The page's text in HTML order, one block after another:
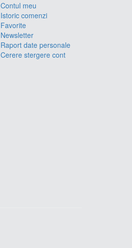
Contul meu
Istoric comenzi
Favorite
Newsletter
Raport date personale
Cerere stergere cont